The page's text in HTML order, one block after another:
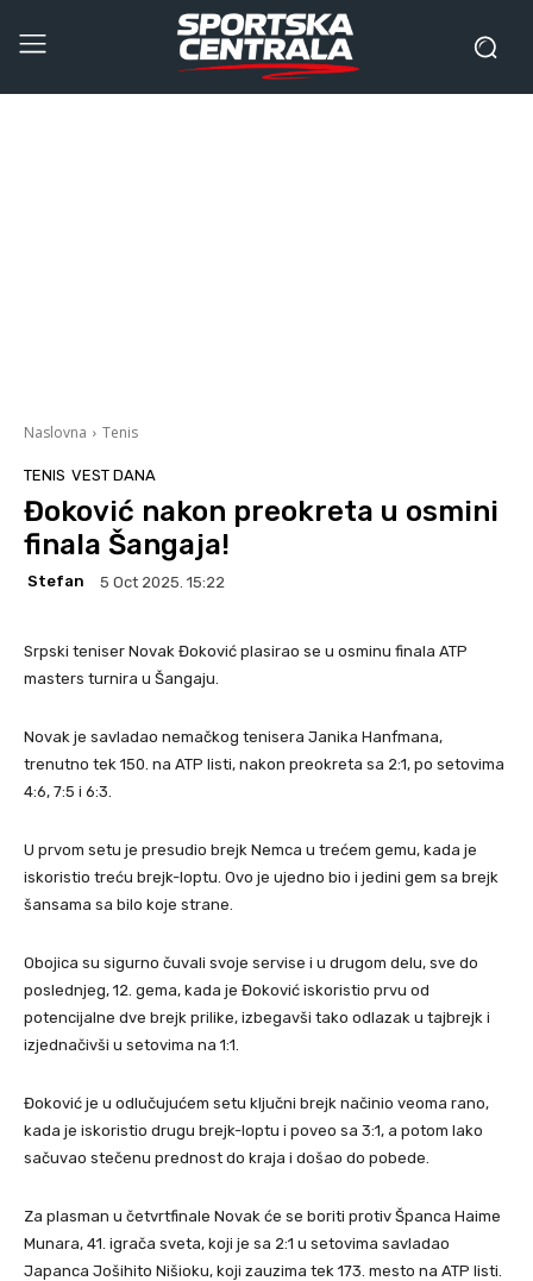
Naslovna Tenis
TENIS VEST DANA
Đoković nakon preokreta u osmini
finala Šangaja!
Stefan 5 Oct 2025. 15:22
Srpski teniser Novak Đoković plasirao se u osminu finala ATP
masters turnira u Šangaju.
Novak je savladao nemačkog tenisera Janika Hanfmana,
trenutno tek 150. na ATP listi, nakon preokreta sa 2:1, po setovima
4:6, 7:5 i 6:3.
U prvom setu je presudio brejk Nemca u trećem gemu, kada je
iskoristio treću brejk-loptu. Ovo je ujedno bio i jedini gem sa brejk
šansama sa bilo koje strane.
Obojica su sigurno čuvali svoje servise i u drugom delu, sve do
poslednjeg, 12. gema, kada je Đoković iskoristio prvu od
potencijalne dve brejk prilike, izbegavši tako odlazak u tajbrejk i
izjednačivši u setovima na 1:1.
Đoković je u odlučujućem setu ključni brejk načinio veoma rano,
kada je iskoristio drugu brejk-loptu i poveo sa 3:1, a potom lako
sačuvao stečenu prednost do kraja i došao do pobede.
Za plasman u četvrtfinale Novak će se boriti protiv Španca Haime
Munara, 41. igrača sveta, koji je sa 2:1 u setovima savladao
Japanca Jošihito Nišioku, koji zauzima tek 173. mesto na ATP listi.